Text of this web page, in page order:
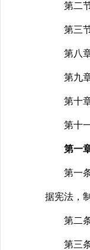
第二节
第三节
第八章
第九章
第十章
第十
第一
第一条
据宪法，
第二条
第三条